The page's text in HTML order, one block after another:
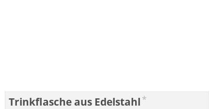
Trinkflasche aus Edelstahl *